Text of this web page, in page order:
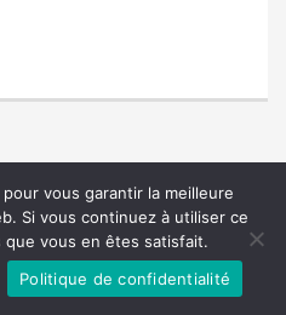
vous garantir la meilleure
Si vous continuez à utiliser ce
vous en êtes satisfait.
Politique de confidentialité